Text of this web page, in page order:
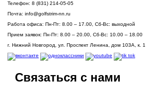
Телефон: 8 (831) 214-05-05
Почта: info@golfstrim-nn.ru
Работа офиса: Пн-Пт: 8.00 – 17.00, Сб-Вс: выходной
Прием заявок: Пн-Пт: 8.00 – 20.00, Сб-Вс: 10.00 – 18.00
г. Нижний Новгород, ул. Проспект Ленина, дом 103А, к. 1
Связаться с нами